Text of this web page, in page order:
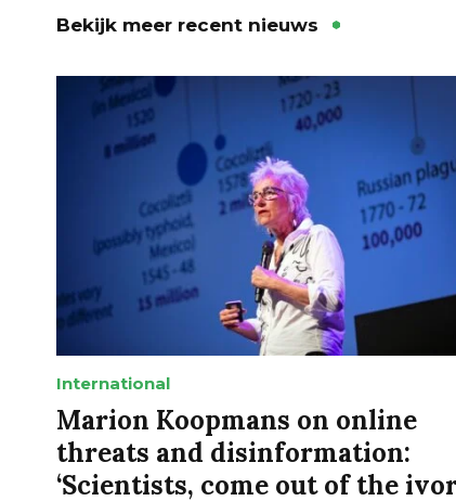
Bekijk meer recent nieuws
International
Marion Koopmans on online
threats and disinformation:
‘Scientists, come out of the